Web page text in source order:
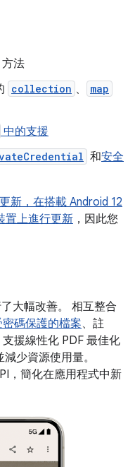
方法
collection 、 map
中的支援
和安全
新，在搭載 Android 12
置上進行更新 ，因此您
大幅改善。 相互整合
密碼保護的檔案、註
援線性化 PDF 最佳化
少資源使用量。
，簡化在應用程式中新